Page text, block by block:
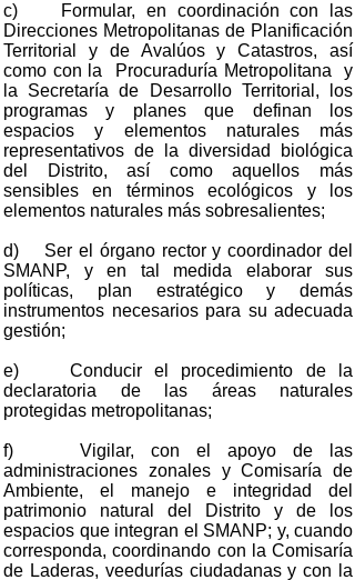
c) Formular, en coordinación con las
Direcciones Metropolitanas de Planificación
Territorial y de Avalúos y Catastros, así
como con la Procuraduría Metropolitana y
la Secretaría de Desarrollo Territorial, los
programas y planes que definan los
espacios y elementos naturales más
representativos de la diversidad biológica
del Distrito, así como aquellos más
sensibles en términos ecológicos y los
elementos naturales más sobresalientes;
d) Ser el órgano rector y coordinador del
SMANP, y en tal medida elaborar sus
políticas, plan estratégico y demás
instrumentos necesarios para su adecuada
gestión;
e) Conducir el procedimiento de la
declaratoria de las áreas naturales
protegidas metropolitanas;
f) Vigilar, con el apoyo de las
administraciones zonales y Comisaría de
Ambiente, el manejo e integridad del
patrimonio natural del Distrito y de los
espacios que integran el SMANP; y, cuando
corresponda, coordinando con la Comisaría
de Laderas, veedurías ciudadanas y con la